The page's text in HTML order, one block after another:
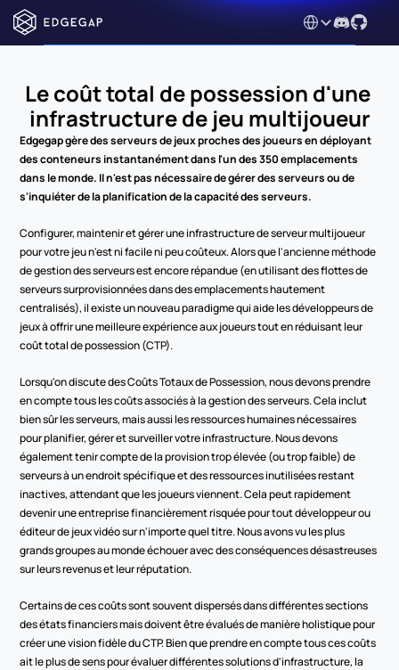
Select Language
Le coût total de possession d'une
infrastructure de jeu multijoueur
Edgegap gère des serveurs de jeux proches des joueurs en déployant
des conteneurs instantanément dans l'un des 350 emplacements
dans le monde. Il n'est pas nécessaire de gérer des serveurs ou de
s'inquiéter de la planification de la capacité des serveurs.
Configurer, maintenir et gérer une infrastructure de serveur multijoueur
pour votre jeu n'est ni facile ni peu coûteux. Alors que l'ancienne méthode
de gestion des serveurs est encore répandue (en utilisant des flottes de
serveurs surprovisionnées dans des emplacements hautement
centralisés), il existe un nouveau paradigme qui aide les développeurs de
jeux à offrir une meilleure expérience aux joueurs tout en réduisant leur
coût total de possession (CTP).
Lorsqu'on discute des Coûts Totaux de Possession, nous devons prendre
en compte tous les coûts associés à la gestion des serveurs. Cela inclut
bien sûr les serveurs, mais aussi les ressources humaines nécessaires
pour planifier, gérer et surveiller votre infrastructure. Nous devons
également tenir compte de la provision trop élevée (ou trop faible) de
serveurs à un endroit spécifique et des ressources inutilisées restant
inactives, attendant que les joueurs viennent. Cela peut rapidement
devenir une entreprise financièrement risquée pour tout développeur ou
éditeur de jeux vidéo sur n'importe quel titre. Nous avons vu les plus
grands groupes au monde échouer avec des conséquences désastreuses
sur leurs revenus et leur réputation.
Certains de ces coûts sont souvent dispersés dans différentes sections
des états financiers mais doivent être évalués de manière holistique pour
créer une vision fidèle du CTP. Bien que prendre en compte tous ces coûts
ait le plus de sens pour évaluer différentes solutions d'infrastructure, la